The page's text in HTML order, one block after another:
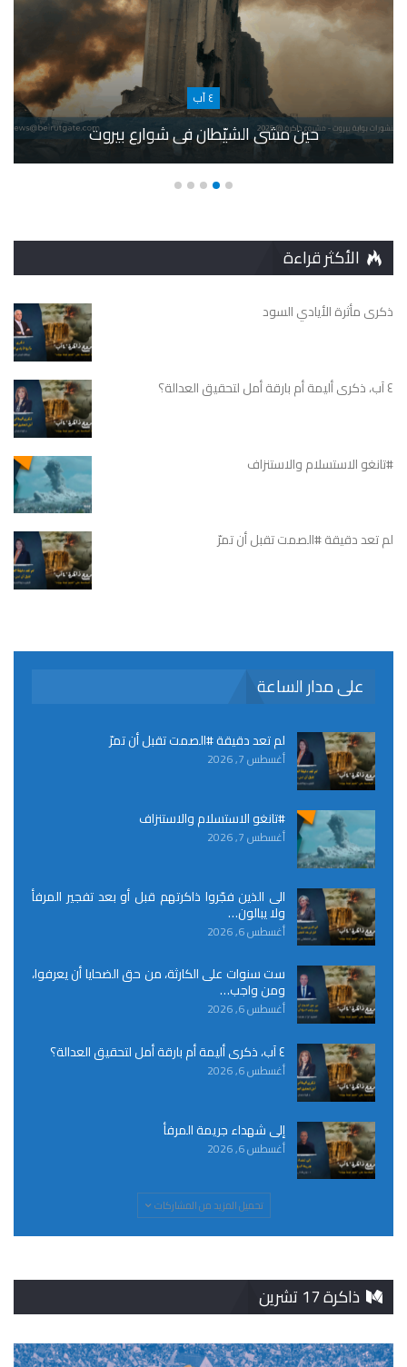
٤ آب
حين مشى الشيّطان في شوارع بيروت
الأكثر قراءة
ذكرى مأثرة الأيادي السود
٤ آب، ذكرى أليمة أم بارقة أمل لتحقيق العدالة؟
#تانغو الاستسلام والاستنزاف
لم تعد دقيقة #الصمت تقبل أن تمرّ
على مدار الساعة
لم تعد دقيقة #الصمت تقبل أن تمرّ
أغسطس 7, 2026
#تانغو الاستسلام والاستنزاف
أغسطس 7, 2026
الى الذين فجّروا ذاكرتهم قبل أو بعد تفجير المرفأ
ولا يبالون…
أغسطس 6, 2026
ست سنوات على الكارثة، من حق الضحايا أن يعرفوا،
ومن واجب…
أغسطس 6, 2026
٤ آب، ذكرى أليمة أم بارقة أمل لتحقيق العدالة؟
أغسطس 6, 2026
إلى شهداء جريمة المرفأ
أغسطس 6, 2026
تحميل المزيد من المشاركات
ذاكرة 17 تشرين